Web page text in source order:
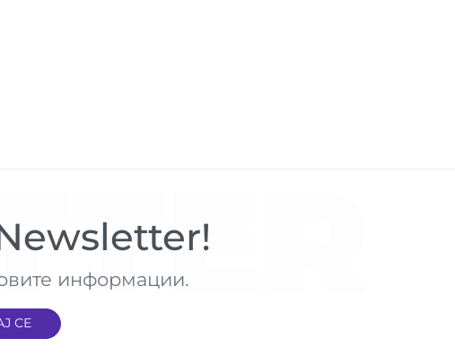
информации.
СЕ